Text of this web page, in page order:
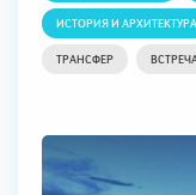
ИСТОРИЯ И АРХИТЕКТУРА
ТРАНСФЕР